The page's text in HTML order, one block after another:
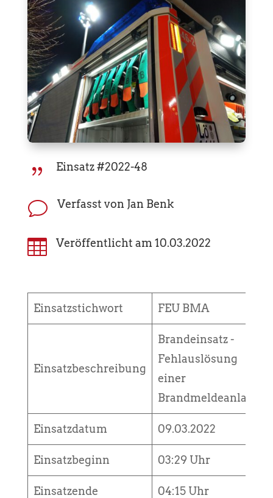
{ Einsatz #2022-48
v Verfasst von Jan Benk
 Veröffentlicht am 10.03.2022
Einsatzstichwort FEU BMA
Einsatzbeschreibung
Brandeinsatz -
Fehlauslösung
einer
Brandmeldeanlage
Einsatzdatum 09.03.2022
Einsatzbeginn 03:29 Uhr
Einsatzende 04:15 Uhr